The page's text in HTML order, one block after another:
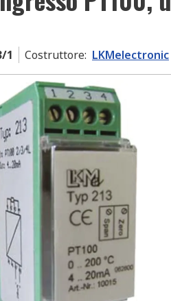
1 Costruttore: LKMelectronic